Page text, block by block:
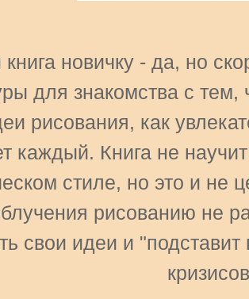
новичку - да, но
для знакомства с тем,
рисования, как
каждый. Книга не
стиле, но это и не
рисованию не
свои идеи и "подставит